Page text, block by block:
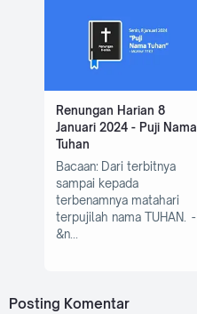
Renungan Harian 8
Januari 2024 - Puji Nama
Tuhan
Bacaan: Dari terbitnya
sampai kepada
terbenamnya matahari
terpujilah nama TUHAN. -
&n
Posting Komentar